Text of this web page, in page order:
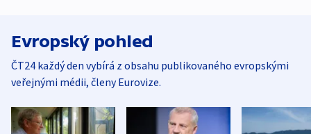
Evropský pohled
ČT24 každý den vybírá z obsahu publikovaného evropskými
veřejnými médii, členy Eurovize.